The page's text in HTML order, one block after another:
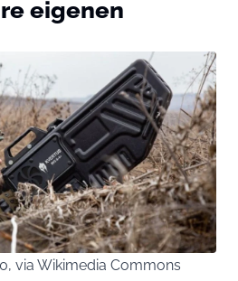
eigenen
via Wikimedia Commons